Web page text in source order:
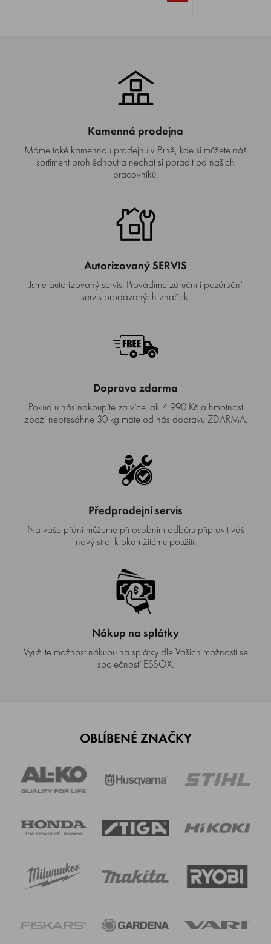
Kamenná prodejna
Máme také kamennou prodejnu v Brně, kde si můžete náš
sortiment prohlédnout a nechat si poradit od našich
pracovníků.
Autorizovaný SERVIS
Jsme autorizovaný servis. Provádíme záruční i pozáruční
servis prodávaných značek.
Doprava zdarma
Pokud u nás nakoupíte za více jak 4 990 Kč a hmotnost
zboží nepřesáhne 30 kg máte od nás dopravu ZDARMA.
Předprodejní servis
Na vaše přání můžeme při osobním odběru připravit váš
nový stroj k okamžitému použití.
Nákup na splátky
Využijte možnost nákupu na splátky dle Vašich možností se
společností ESSOX.
OBLÍBENÉ ZNAČKY